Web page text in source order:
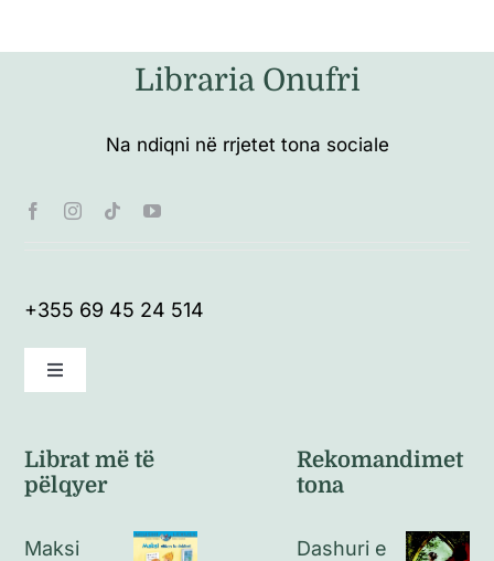
Libraria Onufri
Na ndiqni në rrjetet tona sociale
+355 69 45 24 514
Toggle
Politikat e kthimeve
Librat më të
pëlqyer
Maksi
Rekomandimet
tona
Dashuri e